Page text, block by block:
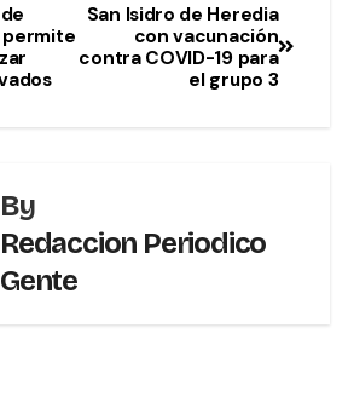
San Isidro de Heredia
con vacunación
contra COVID-19 para
el grupo 3
permite
By
Redaccion Periodico
Gente